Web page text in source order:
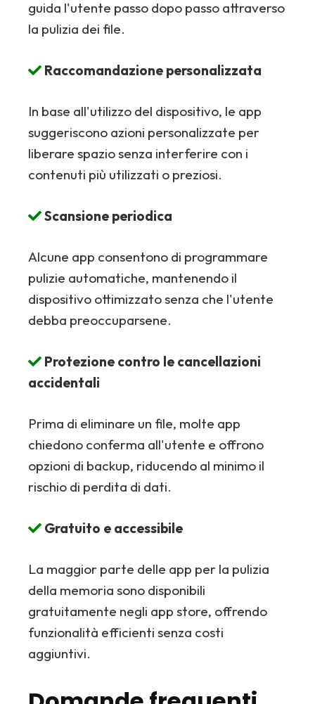
guida l'utente passo dopo passo attraverso
la pulizia dei file.
Raccomandazione personalizzata
In base all'utilizzo del dispositivo, le app
suggeriscono azioni personalizzate per
liberare spazio senza interferire con i
contenuti più utilizzati o preziosi.
Scansione periodica
Alcune app consentono di programmare
pulizie automatiche, mantenendo il
dispositivo ottimizzato senza che l'utente
debba preoccuparsene.
Protezione contro le cancellazioni
accidentali
Prima di eliminare un file, molte app
chiedono conferma all'utente e offrono
opzioni di backup, riducendo al minimo il
rischio di perdita di dati.
Gratuito e accessibile
La maggior parte delle app per la pulizia
della memoria sono disponibili
gratuitamente negli app store, offrendo
funzionalità efficienti senza costi
aggiuntivi.